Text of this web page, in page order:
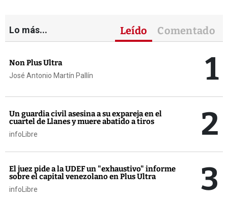
Lo más... Leído Comentado
Non Plus Ultra
José Antonio Martín Pallín 1
Un guardia civil asesina a su expareja en el
cuartel de Llanes y muere abatido a tiros
infoLibre 2
El juez pide a la UDEF un "exhaustivo" informe
sobre el capital venezolano en Plus Ultra
infoLibre 3